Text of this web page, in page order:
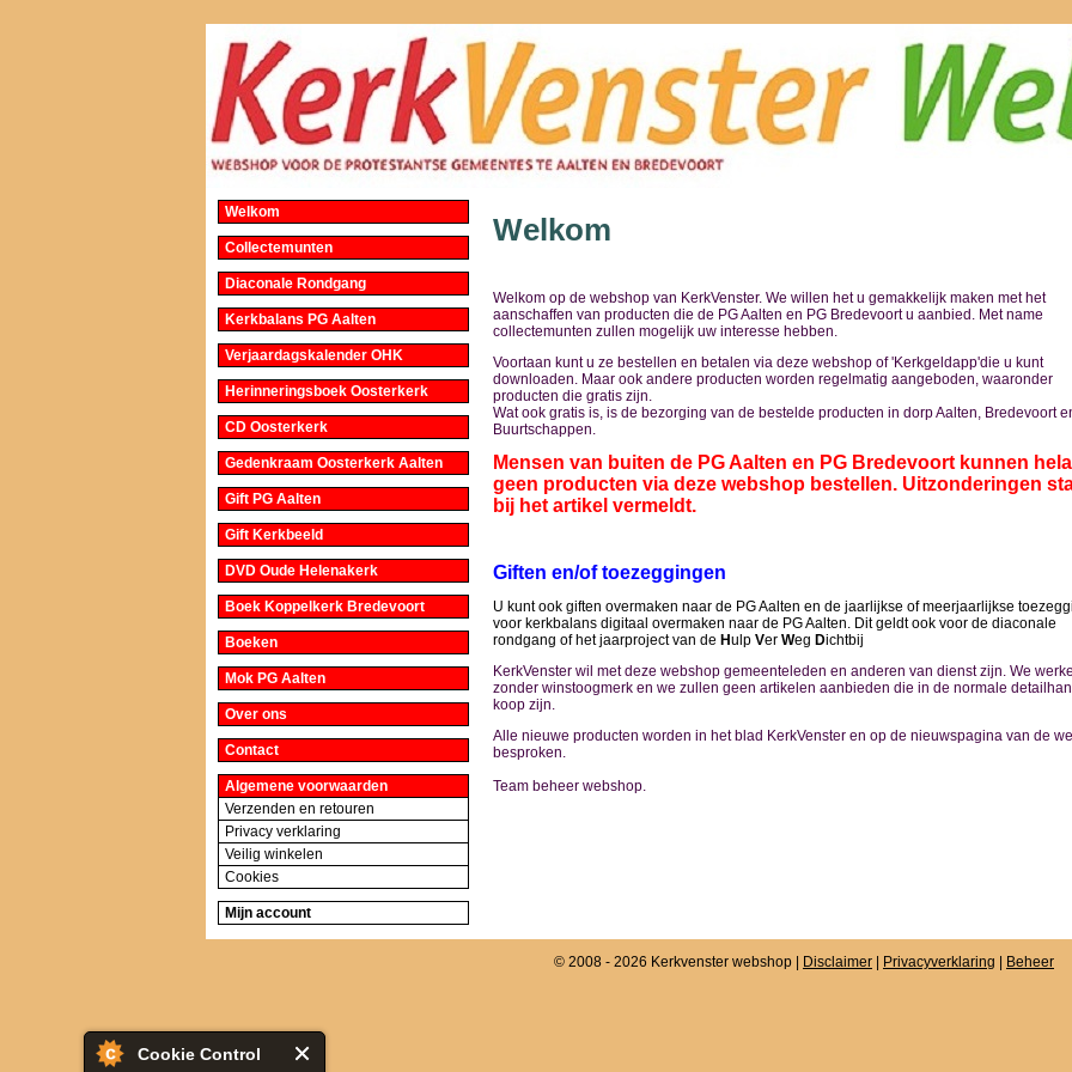
Cookie Control
Welkom
Welkom op de webshop van KerkVenster. We willen het u gemakkelijk maken met het
aanschaffen van producten die de PG Aalten en PG Bredevoort u aanbied. Met name
collectemunten zullen mogelijk uw interesse hebben.
Voortaan kunt u ze bestellen en betalen via deze webshop of 'Kerkgeldapp'die u kunt
downloaden. Maar ook andere producten worden regelmatig aangeboden, waaronder
producten die gratis zijn.
Wat ook gratis is, is de bezorging van de bestelde producten in dorp Aalten, Bredevoort
Buurtschappen.
Mensen van buiten de PG Aalten en PG Bredevoort kunnen
geen producten via deze webshop bestellen. Uitzonderingen
bij het artikel vermeldt.
Giften en/of toezeggingen
U kunt ook giften overmaken naar de PG Aalten en de jaarlijkse of meerjaarlijkse
voor kerkbalans digitaal overmaken naar de PG Aalten. Dit geldt ook voor de diaconale
rondgang of het jaarproject van de Hulp Ver Weg Dichtbij
KerkVenster wil met deze webshop gemeenteleden en anderen van dienst zijn. We
zonder winstoogmerk en we zullen geen artikelen aanbieden die in de normale
koop zijn.
Alle nieuwe producten worden in het blad KerkVenster en op de nieuwspagina van de
besproken.
Team beheer webshop.
Welkom
Collectemunten
Diaconale Rondgang
Kerkbalans PG Aalten
Verjaardagskalender OHK
Herinneringsboek Oosterkerk
CD Oosterkerk
Gedenkraam Oosterkerk Aalten
Gift PG Aalten
Gift Kerkbeeld
DVD Oude Helenakerk
Boek Koppelkerk Bredevoort
Boeken
Mok PG Aalten
Over ons
Contact
Algemene voorwaarden
Verzenden en retouren
Privacy verklaring
Veilig winkelen
Cookies
Mijn account
© 2008 - 2026 Kerkvenster webshop | Disclaimer Privacyverklaring Beheer